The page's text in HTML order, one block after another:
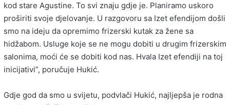
kod stare Agustine. To svi znaju gdje je. Planiramo uskoro
proširiti svoje djelovanje. U razgovoru sa Izet efendijom došli
smo na ideju da opremimo frizerski kutak za žene sa
hidžabom. Usluge koje se ne mogu dobiti u drugim frizerskim
salonima, moći će se dobiti kod nas. Hvala Izet efendiji na toj
inicijativi”, poručuje Hukić.
Gdje god da smo u svijetu, podvlači Hukić, najljepša je rodna